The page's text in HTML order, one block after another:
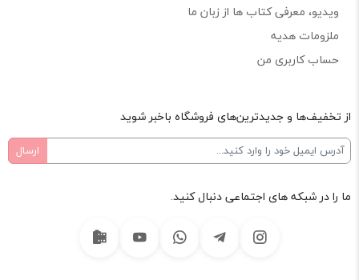
ویدیو، معرفی کتاب ها از زبان ما
ملزومات هدیه
حساب کاربری من
از تخفیف‌ها و جدیدترین‌های فروشگاه باخبر شوید
ما را در شبکه های اجتماعی دنبال کنید.